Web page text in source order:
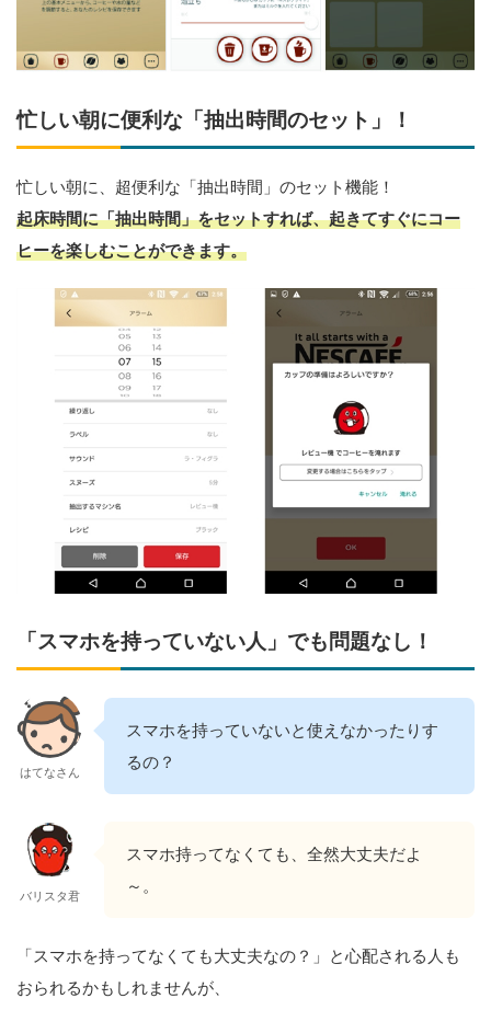
忙しい朝に便利な「抽出時間のセット」！
忙しい朝に、超便利な「抽出時間」のセット機能！
起床時間に「抽出時間」をセットすれば、起きてすぐにコー
ヒーを楽しむことができます。
「スマホを持っていない人」でも問題なし！
はてなさん
スマホを持っていないと使えなかったりす
るの？
バリスタ君
スマホ持ってなくても、全然大丈夫だよ
～。
「スマホを持ってなくても大丈夫なの？」と心配される人も
おられるかもしれませんが、